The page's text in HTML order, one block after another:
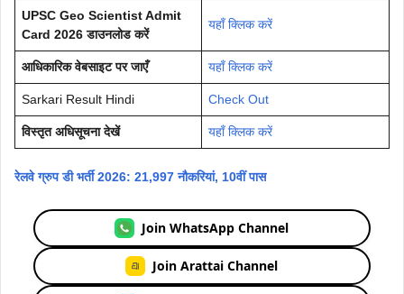
UPSC Geo Scientist Admit
Card 2026 डाउनलोड करें
यहाँ क्लिक करें
आधिकारिक वेबसाइट पर जाएँ यहाँ क्लिक करें
Sarkari Result Hindi Check Out
विस्तृत अधिसूचना देखें यहाँ क्लिक करें
रेलवे ग्रुप डी भर्ती 2026: 21,997 नौकरियां, 10वीं पास
Join WhatsApp Channel
Join Arattai Channel